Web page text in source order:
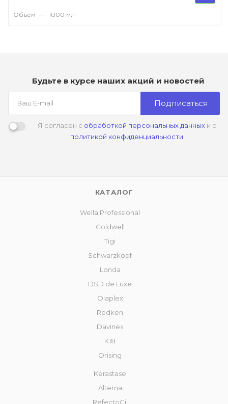
Объем — 1000 мл
Будьте в курсе наших акций и новостей
Подписаться
Я согласен с обработкой персональных данныхи с
политикой конфиденциальности
КАТАЛОГ
Wella Professional
Goldwell
Tigi
Schwarzkopf
Londa
DSD de Luxe
Olaplex
Redken
Davines
К18
Orising
Kerastase
Alterna
RefectoCil